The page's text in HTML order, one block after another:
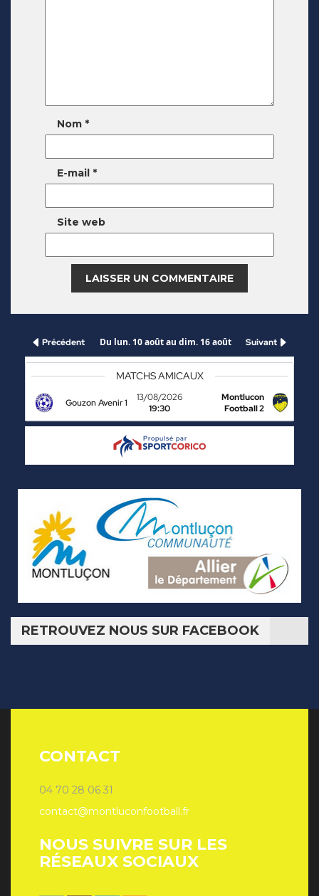
Nom *
E-mail *
Site web
RETROUVEZ NOUS SUR FACEBOOK
CONTACT
04 70 28 06 31
contact@montluconfootball.fr
NOUS SUIVRE SUR LES
RÉSEAUX SOCIAUX